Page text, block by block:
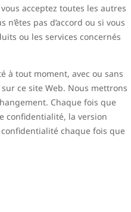
acceptez toutes les autres
pas d’accord ou si vous
ou les services concernés
à tout moment, avec ou sans
ce site Web. Nous mettrons
Chaque fois que
confidentialité, la version
chaque fois que